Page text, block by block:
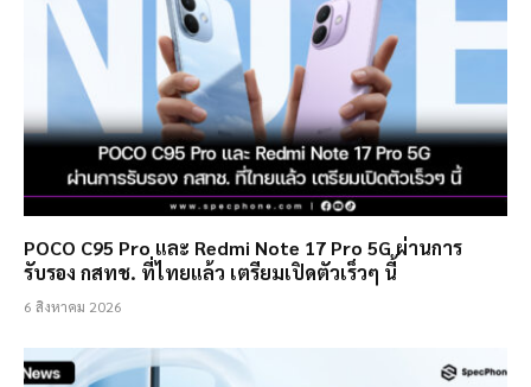
POCO C95 Pro และ Redmi Note 17 Pro 5G ผ่านการ
รับรอง กสทช. ที่ไทยแล้ว เตรียมเปิดตัวเร็วๆ นี้
6 สิงหาคม 2026